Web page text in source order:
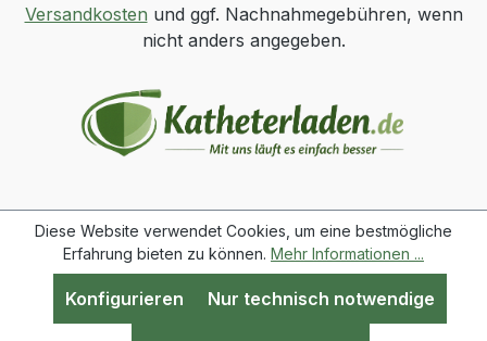
Versandkosten und ggf. Nachnahmegebühren, wenn
nicht anders angegeben.
Diese Website verwendet Cookies, um eine bestmögliche
Erfahrung bieten zu können. Mehr Informationen ...
Nur technisch notwendige
Konfigurieren